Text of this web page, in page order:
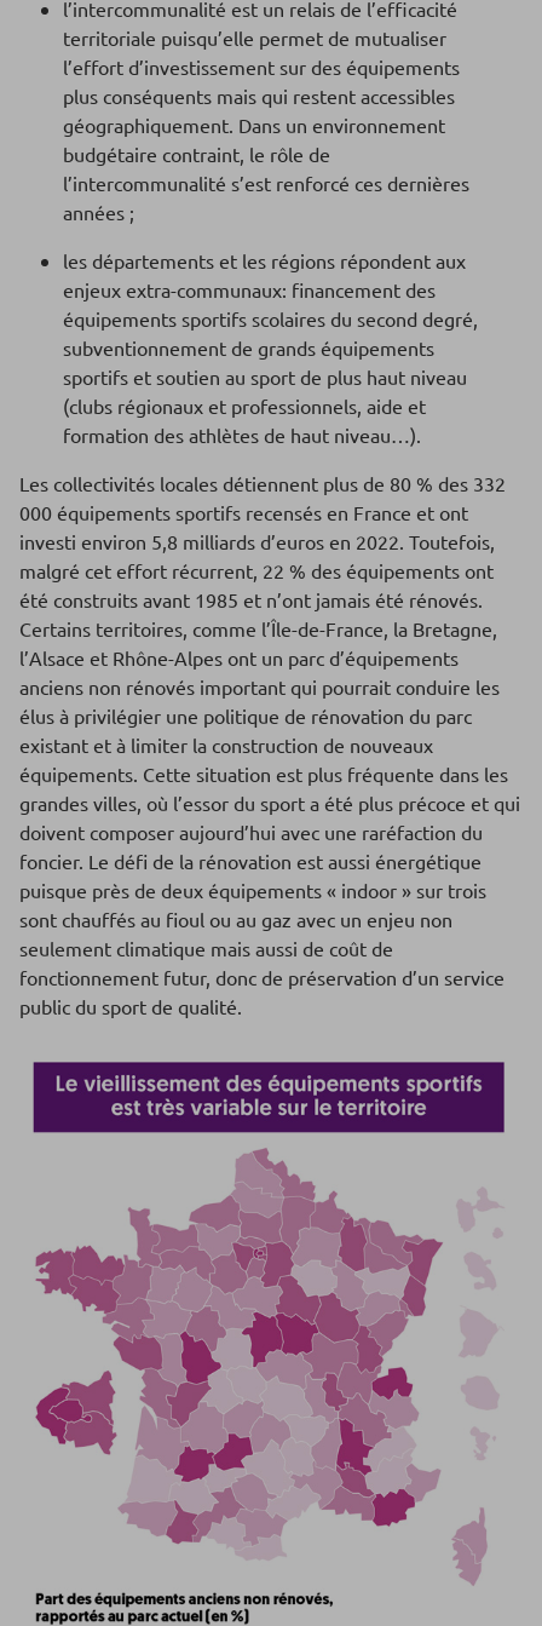
l’intercommunalité est un relais de l’efficacité
territoriale puisqu’elle permet de mutualiser
l’effort d’investissement sur des équipements
plus conséquents mais qui restent accessibles
géographiquement. Dans un environnement
budgétaire contraint, le rôle de
l’intercommunalité s’est renforcé ces dernières
années ;
les départements et les régions répondent aux
enjeux extra-communaux: financement des
équipements sportifs scolaires du second degré,
subventionnement de grands équipements
sportifs et soutien au sport de plus haut niveau
(clubs régionaux et professionnels, aide et
formation des athlètes de haut niveau…).
Les collectivités locales détiennent plus de 80 % des 332
000 équipements sportifs recensés en France et ont
investi environ 5,8 milliards d’euros en 2022. Toutefois,
malgré cet effort récurrent, 22 % des équipements ont
été construits avant 1985 et n’ont jamais été rénovés.
Certains territoires, comme l’Île-de-France, la Bretagne,
l’Alsace et Rhône-Alpes ont un parc d’équipements
anciens non rénovés important qui pourrait conduire les
élus à privilégier une politique de rénovation du parc
existant et à limiter la construction de nouveaux
équipements. Cette situation est plus fréquente dans les
grandes villes, où l’essor du sport a été plus précoce et qui
doivent composer aujourd’hui avec une raréfaction du
foncier. Le défi de la rénovation est aussi énergétique
puisque près de deux équipements « indoor » sur trois
sont chauffés au fioul ou au gaz avec un enjeu non
seulement climatique mais aussi de coût de
fonctionnement futur, donc de préservation d’un service
public du sport de qualité.